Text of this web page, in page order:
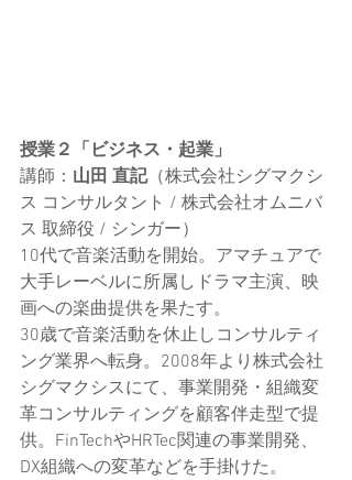
授業２「 ビジネス・起業」
講師： 山田 直記（株式会社シグマクシ
ス コンサルタント / 株式会社オムニバ
ス 取締役 / シンガー）
10代で音楽活動を開始。アマチュアで
大手レーベルに所属しドラマ主演、映
画への楽曲提供を果たす。
30歳で音楽活動を休止しコンサルティ
ング業界へ転身。2008年より株式会社
シグマクシスにて、事業開発・組織変
革コンサルティングを顧客伴走型で提
供。FinTechやHRTec関連の事業開発、
DX組織への変革などを手掛けた。